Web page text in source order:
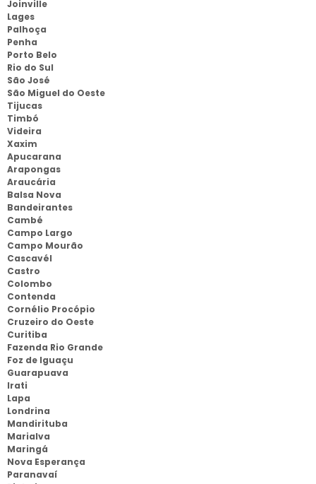
Joinville
Lages
Palhoça
Penha
Porto Belo
Rio do Sul
São José
São Miguel do Oeste
Tijucas
Timbó
Videira
Xaxim
Apucarana
Arapongas
Araucária
Balsa Nova
Bandeirantes
Cambé
Campo Largo
Campo Mourão
Cascavél
Castro
Colombo
Contenda
Cornélio Procópio
Cruzeiro do Oeste
Curitiba
Fazenda Rio Grande
Foz de Iguaçu
Guarapuava
Irati
Lapa
Londrina
Mandirituba
Marialva
Maringá
Nova Esperança
Paranavaí